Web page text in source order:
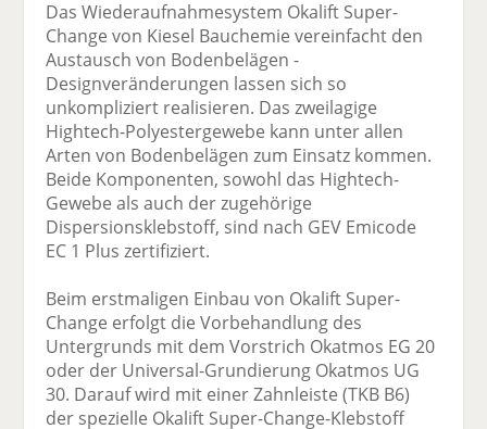
Das Wiederaufnahmesystem Okalift Super-
Change von Kiesel Bauchemie vereinfacht den
Austausch von Bodenbelägen -
Designveränderungen lassen sich so
unkompliziert realisieren. Das zweilagige
Hightech-Polyestergewebe kann unter allen
Arten von Bodenbelägen zum Einsatz kommen.
Beide Komponenten, sowohl das Hightech-
Gewebe als auch der zugehörige
Dispersionsklebstoff, sind nach GEV Emicode
EC 1 Plus zertifiziert.
Beim erstmaligen Einbau von Okalift Super-
Change erfolgt die Vorbehandlung des
Untergrunds mit dem Vorstrich Okatmos EG 20
oder der Universal-Grundierung Okatmos UG
30. Darauf wird mit einer Zahnleiste (TKB B6)
der spezielle Okalift Super-Change-Klebstoff